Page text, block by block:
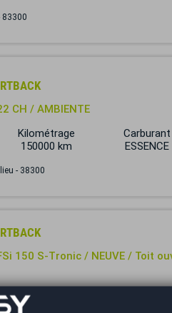
83300
CH / AMBIENTE
Kilométrage
150000 km
Carburant
ESSENCE
- 38300
150 S-Tronic / NEUVE / Toit
Kilométrage
1000 km